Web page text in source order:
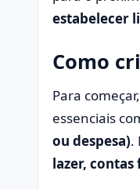
estabelecer
Como
Para começar,
essenciais
ou despesa).
lazer,